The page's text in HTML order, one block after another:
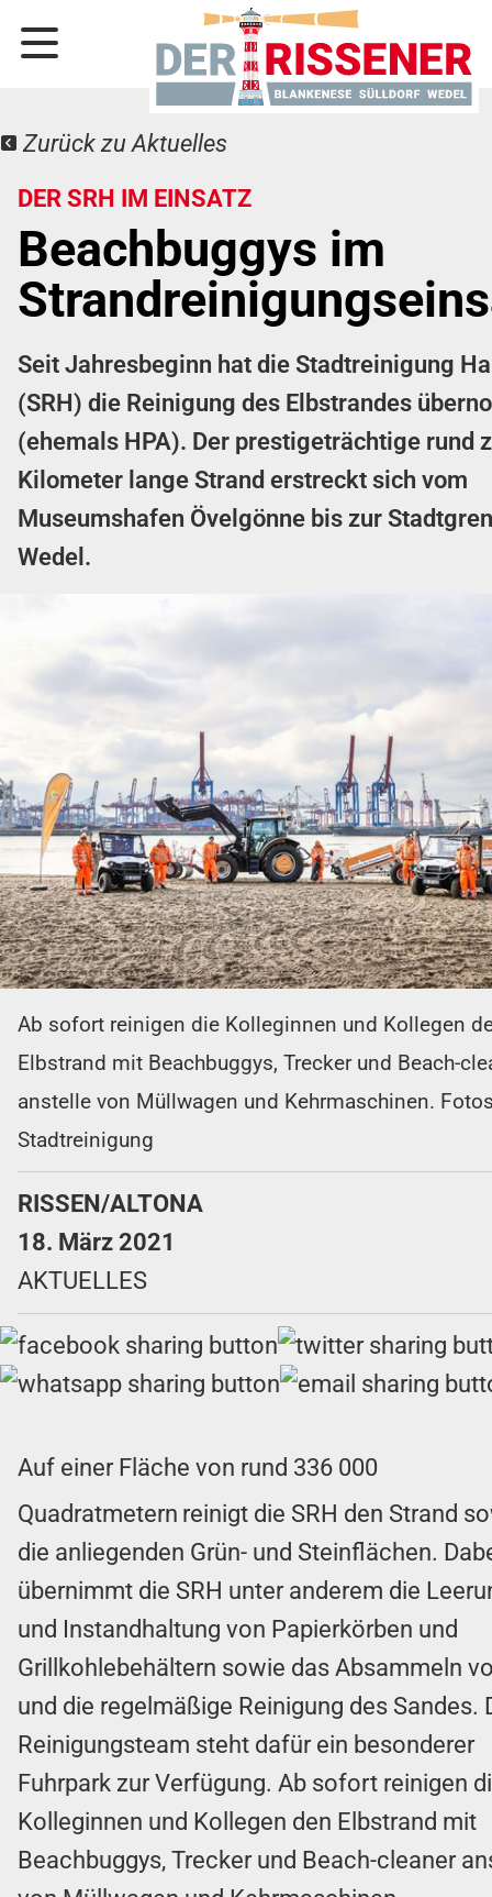
Zurück zu Aktuelles
DER SRH IM EINSATZ
Beachbuggys im
Seit Jahresbeginn hat die Stadtreinigung
(SRH) die Reinigung des Elbstrandes
(ehemals HPA). Der prestigeträchtige rund
Kilometer lange Strand erstreckt sich vom
Museumshafen Övelgönne bis zur
Wedel.
Ab sofort reinigen die Kolleginnen und Kollegen
Elbstrand mit Beachbuggys, Trecker und Beach-
anstelle von Müllwagen und Kehrmaschinen.
Stadtreinigung
RISSEN/ALTONA
18. März 2021
AKTUELLES
Auf einer Fläche von rund 336 000
Quadratmetern reinigt die SRH den Strand
die anliegenden Grün- und Steinflächen.
übernimmt die SRH unter anderem die
und Instandhaltung von Papierkörben und
Grillkohlebehältern sowie das Absammeln
und die regelmäßige Reinigung des Sandes.
Reinigungsteam steht dafür ein besonderer
Fuhrpark zur Verfügung. Ab sofort reinigen
Kolleginnen und Kollegen den Elbstrand mit
Beachbuggys, Trecker und Beach-cleaner